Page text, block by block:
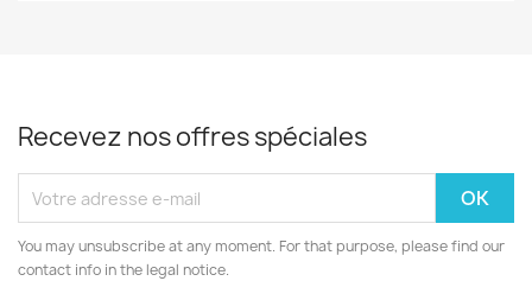
Recevez nos offres spéciales
You may unsubscribe at any moment. For that purpose, please find our
contact info in the legal notice.